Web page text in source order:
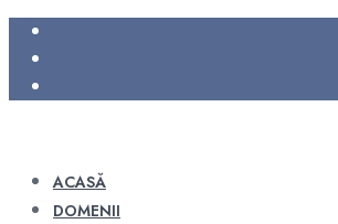
ACASĂ
DOMENII